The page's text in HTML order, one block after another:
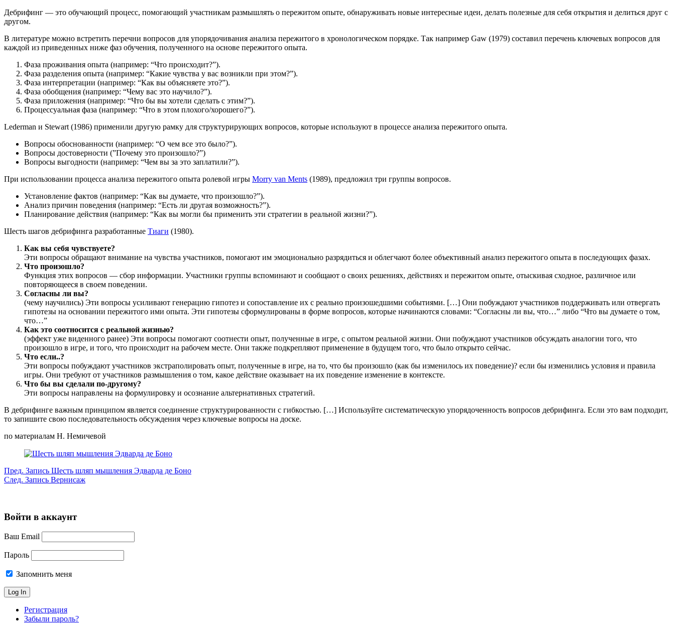
Дебрифинг — это обучающий процесс, помогающий участникам размышлять о пережитом опыте, обнаруживать новые интересные идеи, делать полезные для себя открытия и делиться друг с
другом.
В литературе можно встретить перечни вопросов для упорядочивания анализа пережитого в хронологическом порядке. Так например Gaw (1979) составил перечень ключевых вопросов для
каждой из приведенных ниже фаз обучения, полученного на основе пережитого опыта.
Фаза проживания опыта (например: “Что происходит?”).
Фаза разделения опыта (например: “Какие чувства у вас возникли при этом?”).
Фаза интерпретации (например: “Как вы объясняете это?”).
Фаза обобщения (например: “Чему вас это научило?”).
Фаза приложения (например: “Что бы вы хотели сделать с этим?”).
Процессуальная фаза (например: “Что в этом плохого/хорошего?”).
Lederman и Stewart (1986) применили другую рамку для структурирующих вопросов, которые используют в процессе анализа пережитого опыта.
Вопросы обоснованности (например: “О чем все это было?”).
Вопросы достоверности (”Почему это произошло?”)
Вопросы выгодности (например: “Чем вы за это заплатили?”).
При использовании процесса анализа пережитого опыта ролевой игры Morry van Ments (1989), предложил три группы вопросов.
Установление фактов (например: “Как вы думаете, что произошло?”).
Анализ причин поведения (например: “Есть ли другая возможность?”).
Планирование действия (например: “Как вы могли бы применить эти стратегии в реальной жизни?”).
Шесть шагов дебрифинга разработанные Тиаги (1980).
Как вы себя чувствуете?
Эти вопросы обращают внимание на чувства участников, помогают им эмоционально разрядиться и облегчают более объективный анализ пережитого опыта в последующих фазах.
Что произошло?
Функция этих вопросов — сбор информации. Участники группы вспоминают и сообщают о своих решениях, действиях и пережитом опыте, отыскивая сходное, различное или
повторяющееся в своем поведении.
Согласны ли вы?
(чему научились) Эти вопросы усиливают генерацию гипотез и сопоставление их с реально произошедшими событиями. […] Они побуждают участников поддерживать или отвергать
гипотезы на основании пережитого ими опыта. Эти гипотезы сформулированы в форме вопросов, которые начинаются словами: “Согласны ли вы, что…” либо “Что вы думаете о том,
что…”
Как это соотносится с реальной жизнью?
(эффект уже виденного ранее) Эти вопросы помогают соотнести опыт, полученные в игре, с опытом реальной жизни. Они побуждают участников обсуждать аналогии того, что
произошло в игре, и того, что происходит на рабочем месте. Они также подкрепляют применение в будущем того, что было открыто сейчас.
Что если..?
Эти вопросы побуждают участников экстраполировать опыт, полученные в игре, на то, что бы произошло (как бы изменилось их поведение)? если бы изменились условия и правила
игры. Они требуют от участников размышления о том, какое действие оказывает на их поведение изменение в контексте.
Что бы вы сделали по-другому?
Эти вопросы направлены на формулировку и осознание альтернативных стратегий.
В дебрифинге важным принципом является соединение структурированности с гибкостью. […] Используйте систематическую упорядоченность вопросов дебрифинга. Если это вам подходит,
то запишите свою последовательность обсуждения через ключевые вопросы на доске.
по материалам Н. Немичевой
Пред. Запись Шесть шляп мышления Эдварда де Боно
След. Запись Вернисаж
Войти в аккаунт
Ваш Email
Пароль
Запомнить меня
Регистрация
Забыли пароль?